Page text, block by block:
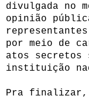
divulgada no
opinião
por meio de
atos secretos
instituição
Pra finalizar,